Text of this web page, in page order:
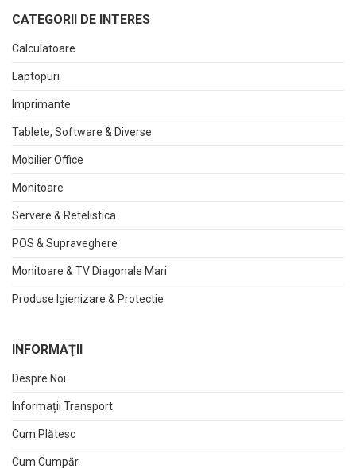
CATEGORII DE INTERES
Calculatoare
Laptopuri
Imprimante
Tablete, Software & Diverse
Mobilier Office
Monitoare
Servere & Retelistica
POS & Supraveghere
Monitoare & TV Diagonale Mari
Produse Igienizare & Protectie
INFORMAŢII
Despre Noi
Informații Transport
Cum Plătesc
Cum Cumpăr